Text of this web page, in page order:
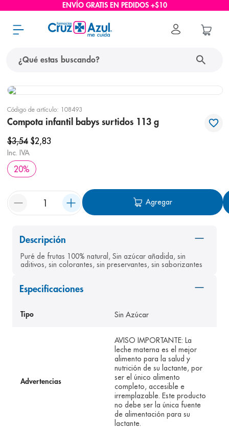
ENVÍO GRATIS EN PEDIDOS +$10
Código de artículo: 108493
Compota infantil babys surtidos 113 g
$3,54 $2,83
Inc. IVA
20%
Agregar
Descripción
Puré de frutas 100% natural, Sin azúcar añadida, sin
aditivos, sin colorantes, sin preservantes, sin saborizantes
Especificaciones
Tipo Sin Azúcar
Advertencias
AVISO IMPORTANTE: La
leche materna es el mejor
alimento para la salud y
nutrición de su lactante, por
ser el único alimento
completo, accesible e
irremplazable. Este producto
no debe ser la única fuente
de alimentación para su
lactante.
términos más buscados
protector solar
3.
4. cerave
bioderma
8. desodorante
9. pediasure